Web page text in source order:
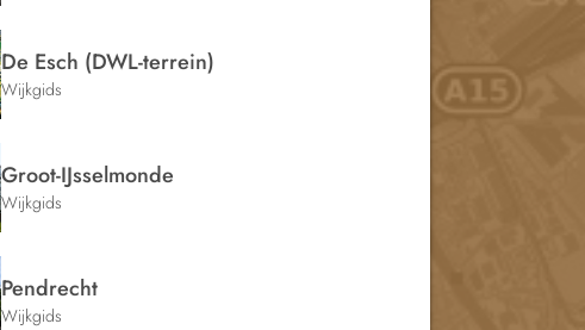
De Esch (DWL-terrein)
Wijkgids
Groot-IJsselmonde
Wijkgids
Pendrecht
Wijkgids